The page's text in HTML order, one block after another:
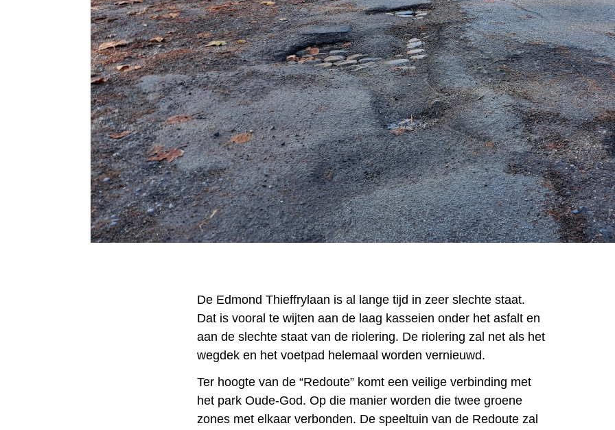
De Edmond Thieffrylaan is al lange tijd in zeer slechte staat.
Dat is vooral te wijten aan de laag kasseien onder het asfalt en
aan de slechte staat van de riolering. De riolering zal net als het
wegdek en het voetpad helemaal worden vernieuwd.
Ter hoogte van de “Redoute” komt een veilige verbinding met
het park Oude-God. Op die manier worden die twee groene
zones met elkaar verbonden. De speeltuin van de Redoute zal